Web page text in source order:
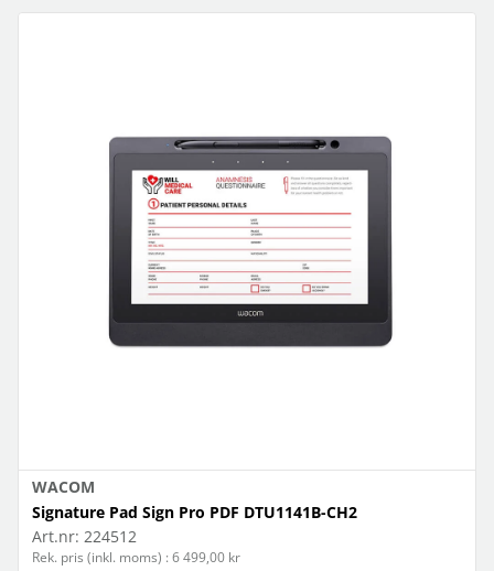
WACOM
Signature Pad Sign Pro PDF DTU1141B-CH2
Art.nr: 224512
Rek. pris (inkl. moms) : 6 499,00 kr